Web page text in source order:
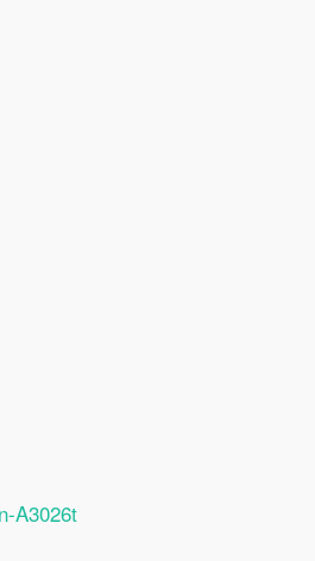
A3026t